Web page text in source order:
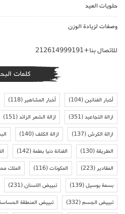
حلويات العيد
وصفات لزيادة الوزن
للاتصال بنا+212614999191
كلمات
أخبار الفنانين(104) أخبار المشاهير(118)
ازالة التجاعيد(351) ازالة الشعر الزائد(151)
ازالة الكرش(137) ازالة الكلف(140)
الطريقة(130) الفنانة دنيا بطمة(142)
المقادير(223) المكونات(116) الملك
بسمة بوسيل(139) تبييض الاسنان(231)
تبييض الجسم(332) تبييض المنطقة